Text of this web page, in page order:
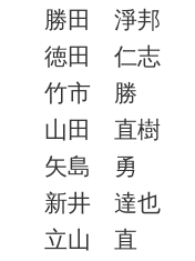
勝田 淨邦
徳田 仁志
竹市 勝
山田 直樹
矢島 勇
新井 達也
立山 直